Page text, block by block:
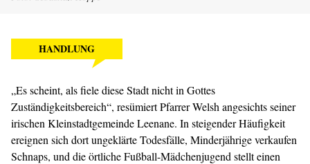
HANDLUNG
„Es scheint, als fiele diese Stadt nicht in Gottes
Zuständigkeitsbereich“, resümiert Pfarrer Welsh angesichts seiner
irischen Kleinstadtgemeinde Leenane. In steigender Häufigkeit
ereignen sich dort ungeklärte Todesfälle, Minderjährige verkaufen
Schnaps, und die örtliche Fußball-Mädchenjugend stellt einen